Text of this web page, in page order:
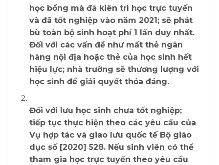
học bổng mà đã kiên trì học trực tuyến
và đã tốt nghiệp vào năm 2021; sẽ phát
bù toàn bộ sinh hoạt phí 1 lần duy nhất.
Đối với các vấn đề như mất thẻ ngân
hàng nội địa hoặc thẻ của học sinh hết
hiệu lực; nhà trường sẽ thương lượng với
học sinh để giải quyết thỏa đáng.
Đối với lưu học sinh chưa tốt nghiệp;
tiếp tục thực hiện theo các yêu cầu của
Vụ hợp tác và giao lưu quốc tế Bộ giáo
dục số [2020] 528. Nếu sinh viên có thể
tham gia học trực tuyến theo yêu cầu